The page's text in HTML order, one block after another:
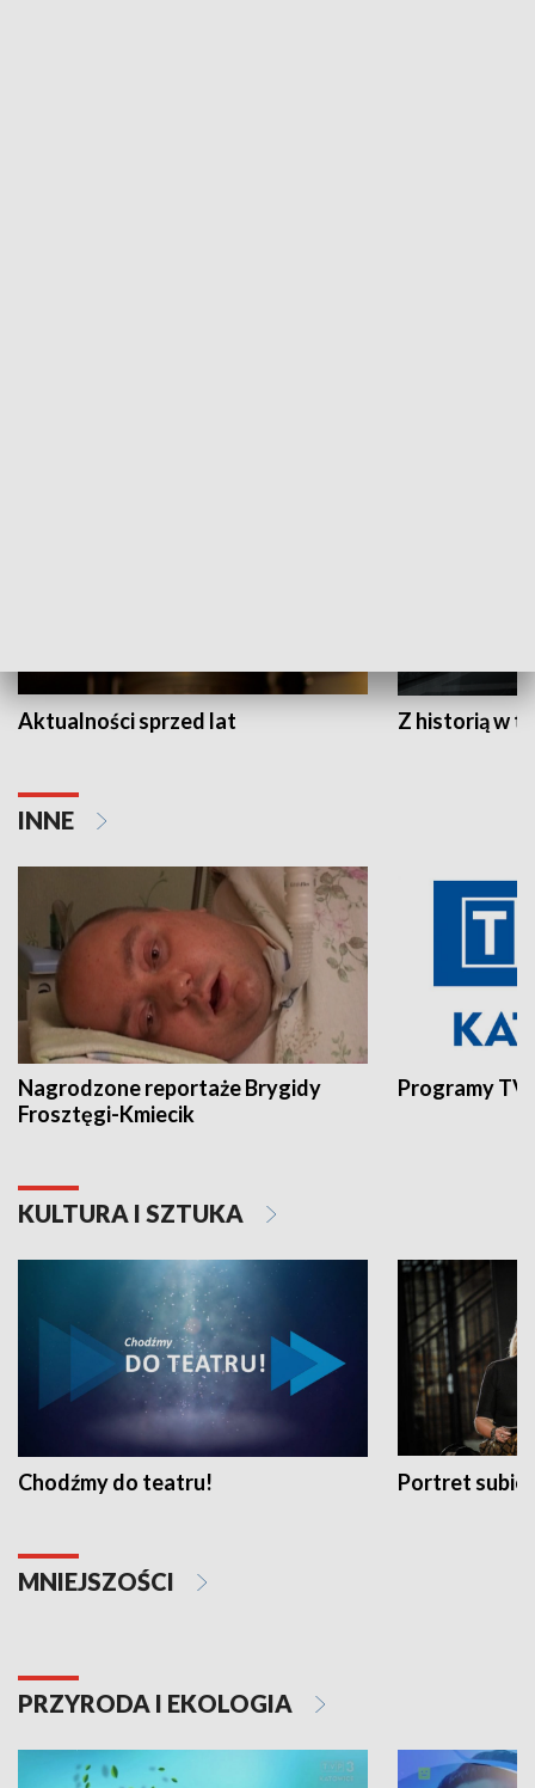
Aktualności sprzed lat Z historią w
INNE
Nagrodzone reportaże Brygidy
Frosztęgi-Kmiecik
Programy
KULTURA I SZTUKA
Chodźmy do teatru! Portret
MNIEJSZOŚCI
PRZYRODA I EKOLOGIA